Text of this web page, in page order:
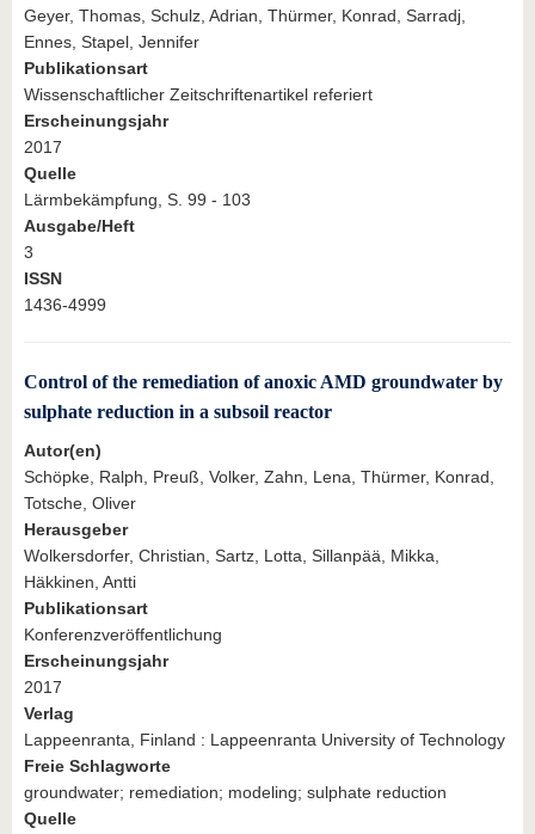
Geyer, Thomas, Schulz, Adrian, Thürmer, Konrad, Sarradj,
Ennes, Stapel, Jennifer
Publikationsart
Wissenschaftlicher Zeitschriftenartikel referiert
Erscheinungsjahr
2017
Quelle
Lärmbekämpfung, S. 99 - 103
Ausgabe/Heft
3
ISSN
1436-4999
Control of the remediation of anoxic AMD groundwater by
sulphate reduction in a subsoil reactor
Autor(en)
Schöpke, Ralph, Preuß, Volker, Zahn, Lena, Thürmer, Konrad,
Totsche, Oliver
Herausgeber
Wolkersdorfer, Christian, Sartz, Lotta, Sillanpää, Mikka,
Häkkinen, Antti
Publikationsart
Konferenzveröffentlichung
Erscheinungsjahr
2017
Verlag
Lappeenranta, Finland : Lappeenranta University of Technology
Freie Schlagworte
groundwater; remediation; modeling; sulphate reduction
Quelle